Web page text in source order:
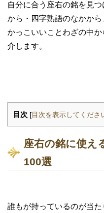
自分に合う座右の銘を見
から・四字熟語のなかか
かっこいいことわざの中
介します。
目次 [ 目次を表示してくださ
座右の銘に使え
100選
誰もが持っているのが当た